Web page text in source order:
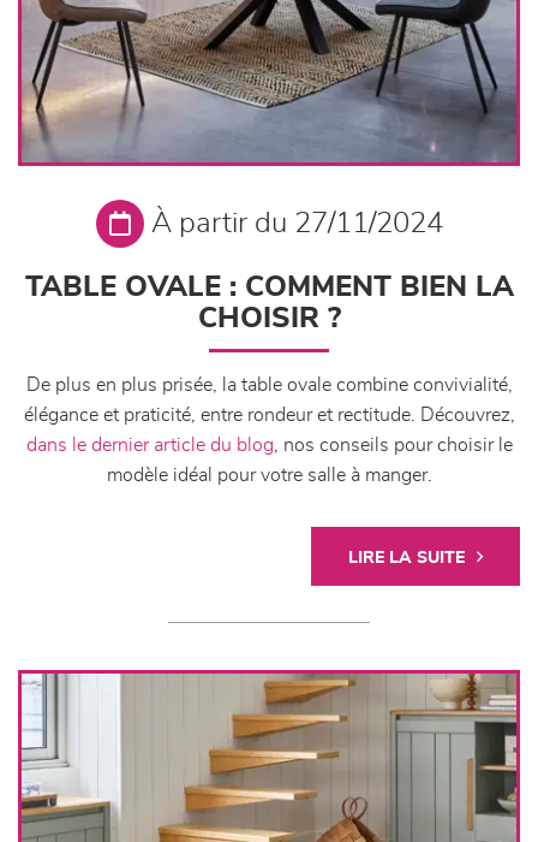
À partir du 27/11/2024
TABLE OVALE : COMMENT BIEN LA
CHOISIR ?
De plus en plus prisée, la table ovale combine convivialité,
élégance et praticité, entre rondeur et rectitude. Découvrez,
dans le dernier article du blog , nos conseils pour choisir le
modèle idéal pour votre salle à manger.
LIRE LA SUITE